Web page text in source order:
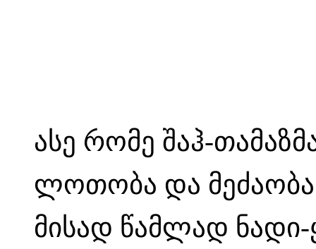
ასე რომე შაჰ-
ლოთობა და
მისად წამლად ნადი-